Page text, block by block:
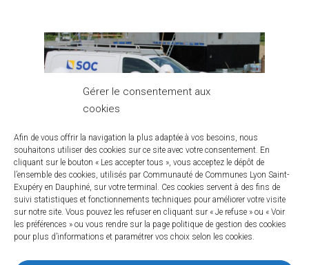
Gérer le consentement aux
cookies
Afin de vous offrir la navigation la plus adaptée à vos besoins, nous
souhaitons utiliser des cookies sur ce site avec votre consentement. En
cliquant sur le bouton « Les accepter tous », vous acceptez le dépôt de
l’ensemble des cookies, utilisés par Communauté de Communes Lyon Saint-
Exupéry en Dauphiné, sur votre terminal. Ces cookies servent à des fins de
suivi statistiques et fonctionnements techniques pour améliorer votre visite
sur notre site. Vous pouvez les refuser en cliquant sur « Je refuse » ou « Voir
les préférences » ou vous rendre sur la page politique de gestion des cookies
pour plus d’informations et paramétrer vos choix selon les cookies.